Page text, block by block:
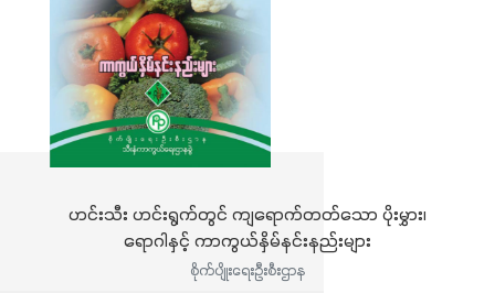
ဟင်းသီး ဟင်းရွက်တွင် ကျရောက်တတ်သော ပိုးမွှား၊
ရောဂါနှင့် ကာကွယ်နှိမ်နင်းနည်းများ
စိုက်ပျိုးရေးဦးစီးဌာန